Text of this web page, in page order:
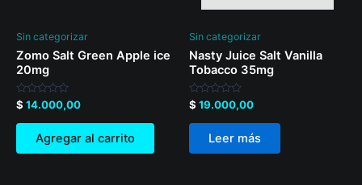
Sin categorizar
Zomo Salt Green Apple ice
20mg
Valorado
en
0
$ 14.000,00
Agregar al carrito
Sin categorizar
Nasty Juice Salt Vanilla
Tobacco 35mg
Valorado
en
0
$ 19.000,00
Leer más